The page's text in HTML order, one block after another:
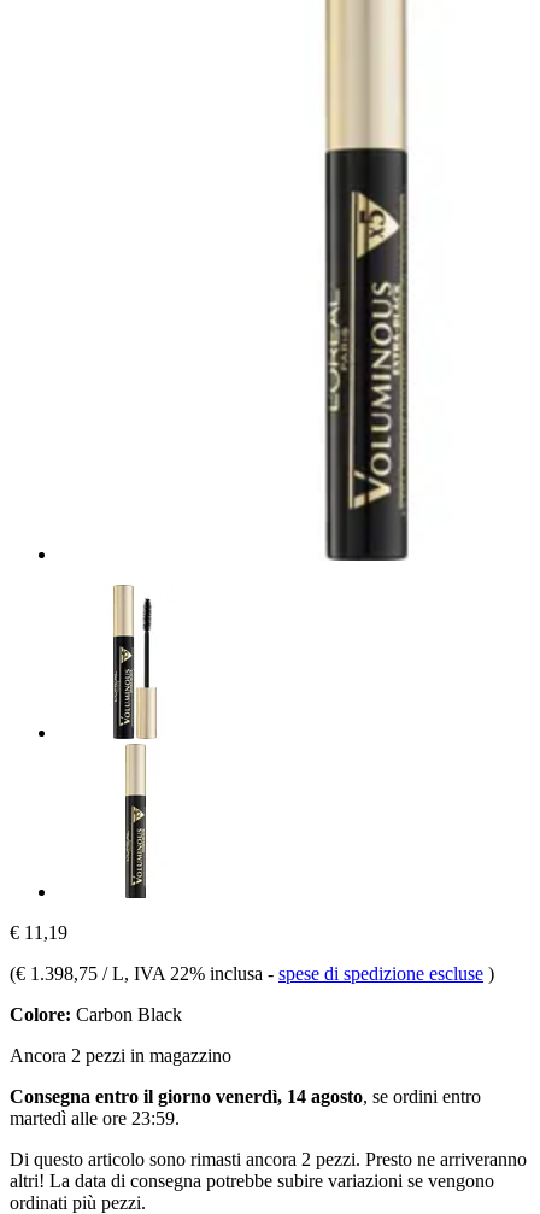
€ 11,19
(€ 1.398,75 / L, IVA 22% inclusa - spese di spedizione escluse )
Colore: Carbon Black
Ancora 2 pezzi in magazzino
Consegna entro il giorno venerdì, 14 agosto, se ordini entro
martedì alle ore 23:59.
Di questo articolo sono rimasti ancora 2 pezzi. Presto ne arriveranno
altri! La data di consegna potrebbe subire variazioni se vengono
ordinati più pezzi.